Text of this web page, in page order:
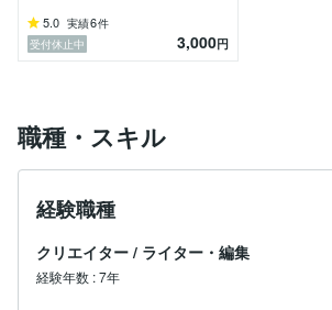
5.0 実績6件
受付休止中
3,000円
職種・スキル
経験職種
クリエイター / ライター・編集
経験年数 :7年